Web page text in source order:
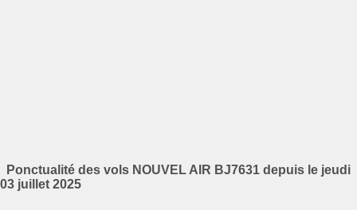
Ponctualité des vols NOUVEL AIR BJ7631 depuis le jeudi
03 juillet 2025